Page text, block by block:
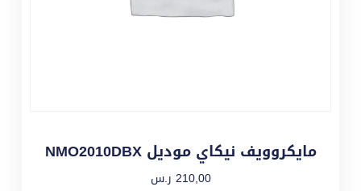
مايكروويف نيكاي موديل NMO2010DBX
210,00 ر.س